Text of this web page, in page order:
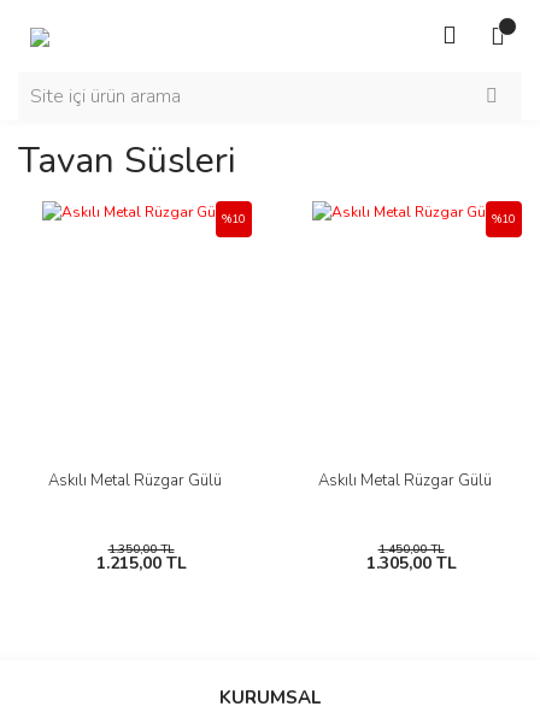
Tavan Süsleri
Askılı Metal Rüzgar Gülü
%10
1.350,00 TL
1.215,00 TL
Askılı Metal Rüzgar Gülü
%10
1.450,00 TL
1.305,00 TL
KURUMSAL